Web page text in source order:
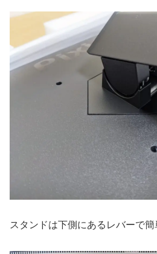
スタンドは下側にあるレバーで簡